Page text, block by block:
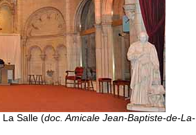
La Salle (doc. Amicale Jean-Baptiste-de-La-